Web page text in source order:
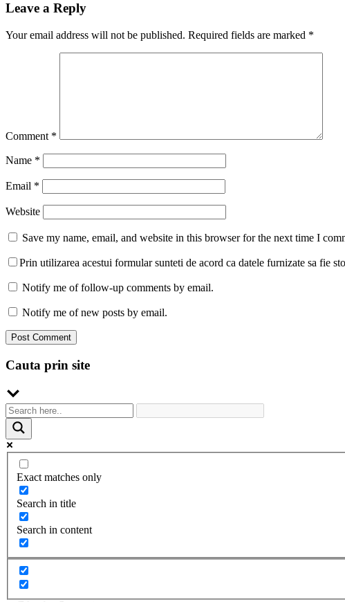
Leave a Reply
Your email address will not be published. Required fields are marked *
Comment *
Name *
Email *
Website
Save my name, email, and website in this browser for the next time I
Prin utilizarea acestui formular sunteti de acord ca datele furnizate sa fie
Notify me of follow-up comments by email.
Notify me of new posts by email.
Cauta prin site
Exact matches only
Search in title
Search in content